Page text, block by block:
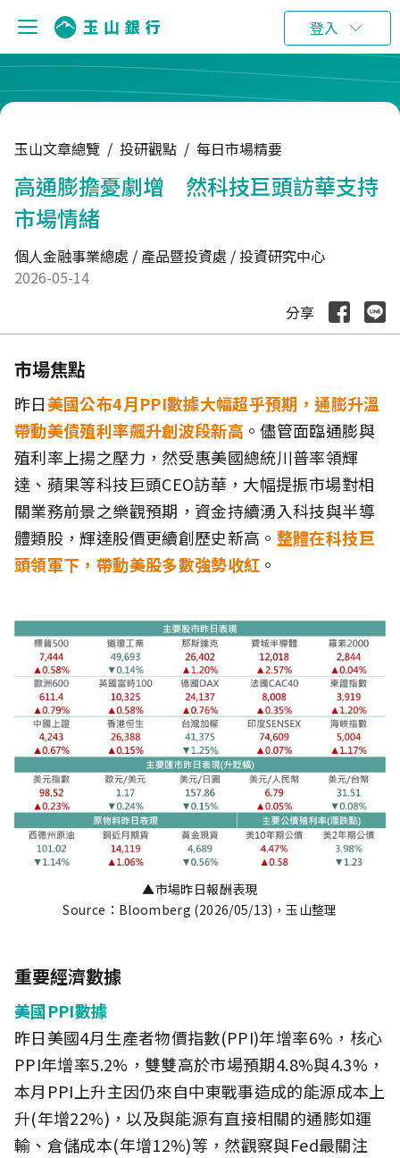
登入
玉山文章總覽 / 投研觀點 / 每日市場精要
高通膨擔憂劇增 然科技巨頭訪華支持
市場情緒
個人金融事業總處 / 產品暨投資處 / 投資研究中心
2026-05-14
分享
市場焦點
昨日美國公布4月PPI數據大幅超乎預期，通膨升溫
帶動美債殖利率飆升創波段新高 。儘管面臨通膨與
殖利率上揚之壓力，然受惠美國總統川普率領輝
達、蘋果等科技巨頭CEO訪華，大幅提振市場對相
關業務前景之樂觀預期，資金持續湧入科技與半導
體類股，輝達股價更續創歷史新高。 整體在科技巨
頭領軍下，帶動美股多數強勢收紅 。
▲市場昨日報酬表現
Source：Bloomberg (2026/05/13)，玉山整理
重要經濟數據
美國PPI數據
昨日美國4月生產者物價指數(PPI)年增率6%，核心
PPI年增率5.2%，雙雙高於市場預期4.8%與4.3%，
本月PPI上升主因仍來自中東戰事造成的能源成本上
升(年增22%)，以及與能源有直接相關的通膨如運
輸、倉儲成本(年增12%)等，然觀察與Fed最關注